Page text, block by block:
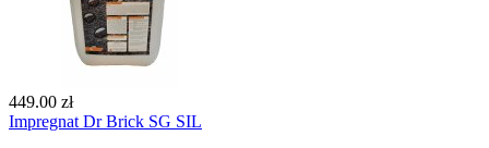
449.00 zł
Impregnat Dr Brick SG SIL